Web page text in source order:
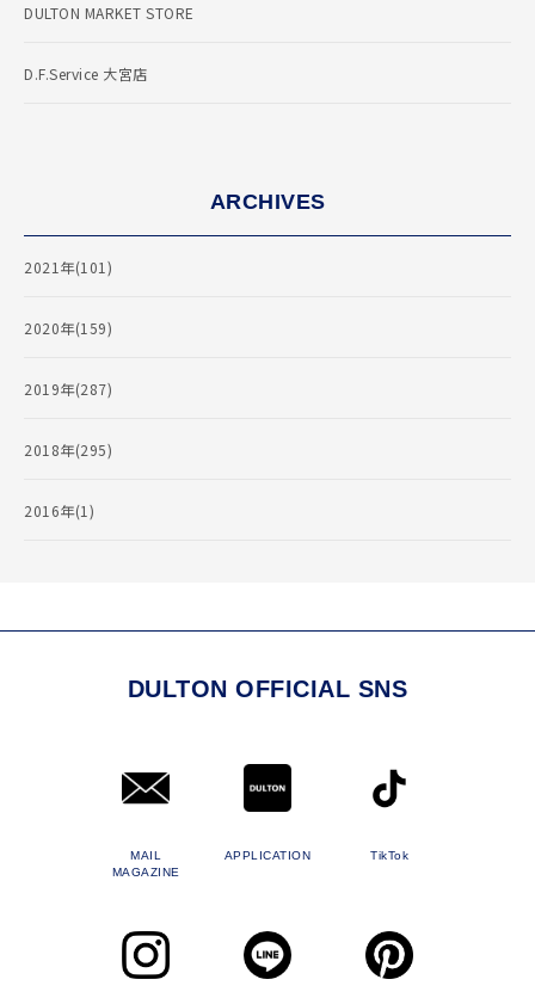
DULTON MARKET STORE
D.F.Service 大宮店
ARCHIVES
2021年(101)
2020年(159)
2019年(287)
2018年(295)
2016年(1)
DULTON OFFICIAL SNS
MAIL
MAGAZINE
APPLICATION TikTok